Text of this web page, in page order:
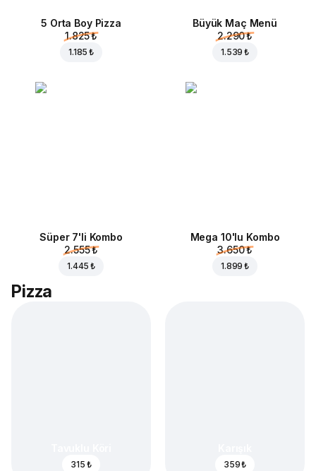
5 Orta Boy Pizza
1.825 ₺
1.185 ₺
Büyük Maç Menü
2.290 ₺
1.539 ₺
Süper 7'li Kombo
2.555 ₺
1.445 ₺
Mega 10'lu Kombo
3.650 ₺
1.899 ₺
Pizza
315 ₺ 359 ₺